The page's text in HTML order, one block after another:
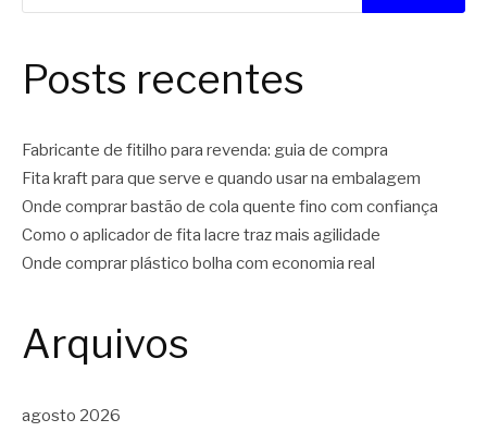
Posts recentes
Fabricante de fitilho para revenda: guia de compra
Fita kraft para que serve e quando usar na embalagem
Onde comprar bastão de cola quente fino com confiança
Como o aplicador de fita lacre traz mais agilidade
Onde comprar plástico bolha com economia real
Arquivos
agosto 2026